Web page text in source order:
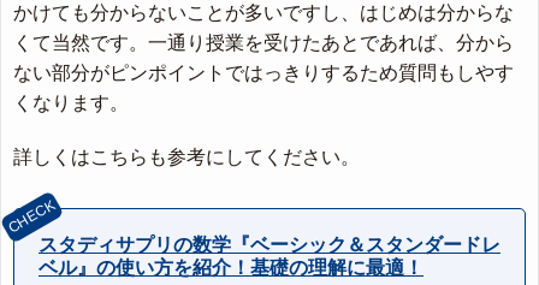
かけても分からないことが多いですし、はじめは分からな
くて当然です。一通り授業を受けたあとであれば、分から
ない部分がピンポイントではっきりするため質問もしやす
くなります。
詳しくはこちらも参考にしてください。
スタディサプリの数学『ベーシック＆スタンダードレ
ベル』の使い方を紹介！基礎の理解に最適！